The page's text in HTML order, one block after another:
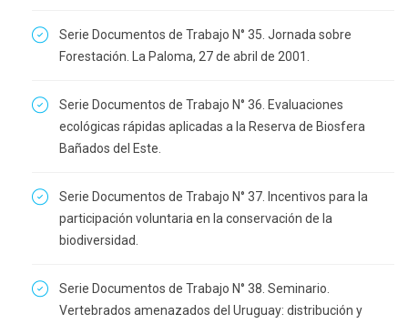
Serie Documentos de Trabajo N° 35. Jornada sobre
Forestación. La Paloma, 27 de abril de 2001.
Serie Documentos de Trabajo N° 36. Evaluaciones
ecológicas rápidas aplicadas a la Reserva de Biosfera
Bañados del Este.
Serie Documentos de Trabajo N° 37. Incentivos para la
participación voluntaria en la conservación de la
biodiversidad.
Serie Documentos de Trabajo N° 38. Seminario.
Vertebrados amenazados del Uruguay: distribución y